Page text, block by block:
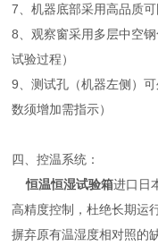
7、机器底部采用高品质
8、观察窗采用多层中空
试验过程）
9、测试孔（机器左侧）
数须增加需指示）
四、控温系统：
恒温恒湿试验箱进口日
高精度控制，杜绝长期运
摒弃原有温湿度相对照的